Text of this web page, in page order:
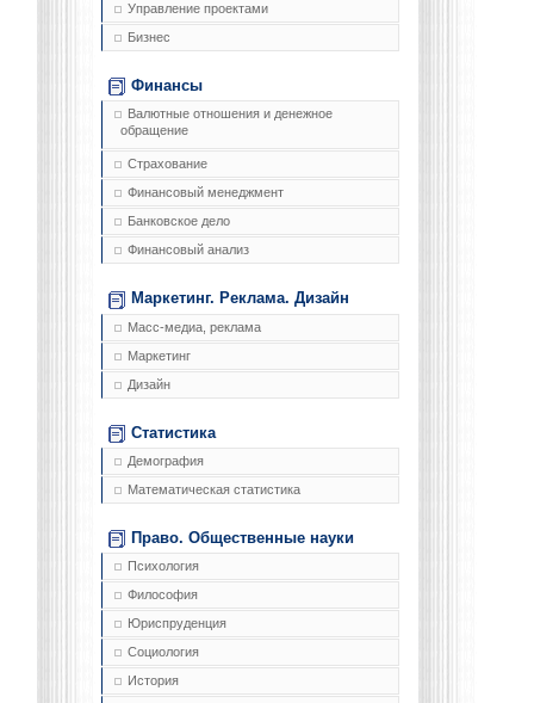
Управление проектами
Бизнес
Финансы
Валютные отношения и денежное
обращение
Страхование
Финансовый менеджмент
Банковское дело
Финансовый анализ
Маркетинг. Реклама. Дизайн
Масс-медиа, реклама
Маркетинг
Дизайн
Статистика
Демография
Математическая статистика
Право. Общественные науки
Психология
Философия
Юриспруденция
Социология
История